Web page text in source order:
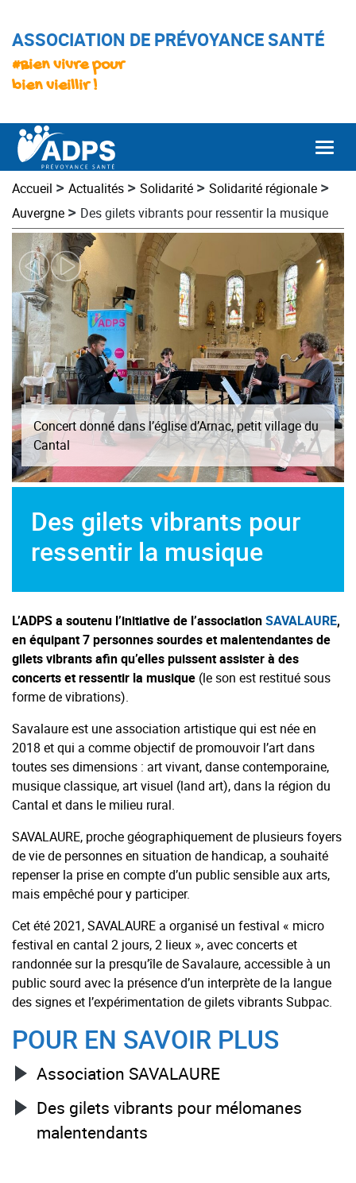
ASSOCIATION DE PRÉVOYANCE SANTÉ
#Bien vivre pour
bien vieillir !
Accueil > Actualités > Solidarité > Solidarité régionale >
Auvergne > Des gilets vibrants pour ressentir la musique
Remise du don à l’association SAVALAURE, par
René Condamine, délégué régional ADPS
d’Auvergne,
Des gilets vibrants pour
ressentir la musique
L’ADPS a soutenu l’initiative de l’associationSAVALAURE,
en équipant 7 personnes sourdes et malentendantes de
gilets vibrants afin qu’elles puissent assister à des
concerts et ressentir la musique (le son est restitué sous
forme de vibrations).
Savalaure est une association artistique qui est née en
2018 et qui a comme objectif de promouvoir l’art dans
toutes ses dimensions : art vivant, danse contemporaine,
musique classique, art visuel (land art), dans la région du
Cantal et dans le milieu rural.
SAVALAURE, proche géographiquement de plusieurs foyers
de vie de personnes en situation de handicap, a souhaité
repenser la prise en compte d’un public sensible aux arts,
mais empêché pour y participer.
Cet été 2021, SAVALAURE a organisé un festival « micro
festival en cantal 2 jours, 2 lieux », avec concerts et
randonnée sur la presqu’île de Savalaure, accessible à un
public sourd avec la présence d’un interprète de la langue
des signes et l’expérimentation de gilets vibrants Subpac.
POUR EN SAVOIR PLUS
Association SAVALAURE
Des gilets vibrants pour mélomanes
malentendants